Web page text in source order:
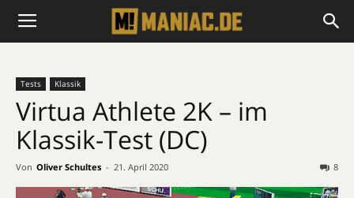
Tests Klassik
Virtua Athlete 2K – im
Klassik-Test (DC)
Von Oliver Schultes - 21. April 2020 8